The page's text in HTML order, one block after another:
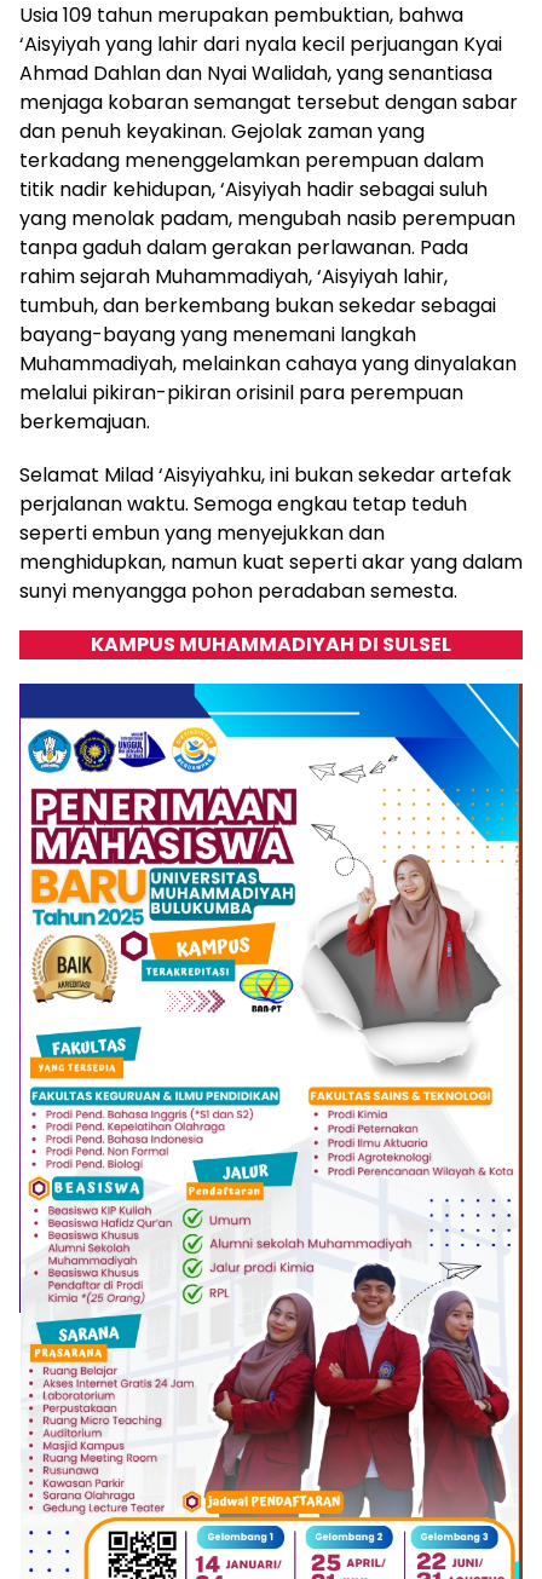
Usia 109 tahun merupakan pembuktian, bahwa
‘Aisyiyah yang lahir dari nyala kecil perjuangan Kyai
Ahmad Dahlan dan Nyai Walidah, yang senantiasa
menjaga kobaran semangat tersebut dengan sabar
dan penuh keyakinan. Gejolak zaman yang
terkadang menenggelamkan perempuan dalam
titik nadir kehidupan, ‘Aisyiyah hadir sebagai suluh
yang menolak padam, mengubah nasib perempuan
tanpa gaduh dalam gerakan perlawanan. Pada
rahim sejarah Muhammadiyah, ‘Aisyiyah lahir,
tumbuh, dan berkembang bukan sekedar sebagai
bayang-bayang yang menemani langkah
Muhammadiyah, melainkan cahaya yang dinyalakan
melalui pikiran-pikiran orisinil para perempuan
berkemajuan.
Selamat Milad ‘Aisyiyahku, ini bukan sekedar artefak
perjalanan waktu. Semoga engkau tetap teduh
seperti embun yang menyejukkan dan
menghidupkan, namun kuat seperti akar yang dalam
sunyi menyangga pohon peradaban semesta.
KAMPUS MUHAMMADIYAH DI SULSEL